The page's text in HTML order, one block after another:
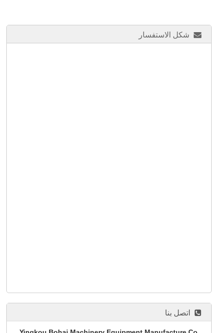
شكل الاستفسار
اتصل بنا